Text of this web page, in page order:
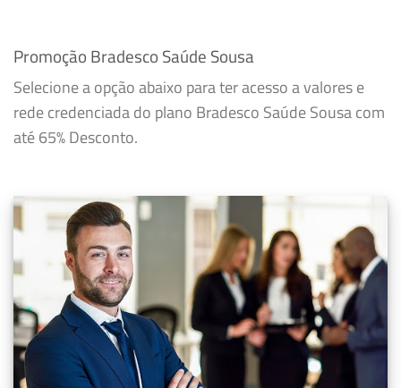
Promoção Bradesco Saúde Sousa
Selecione a opção abaixo para ter acesso a valores e
rede credenciada do plano Bradesco Saúde Sousa com
até 65% Desconto.